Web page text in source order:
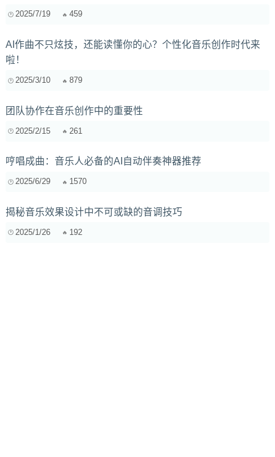
2025/7/19 459
AI作曲不只炫技，还能读懂你的心？个性化音乐创作时代来
啦！
2025/3/10 879
团队协作在音乐创作中的重要性
2025/2/15 261
哼唱成曲：音乐人必备的AI自动伴奏神器推荐
2025/6/29 1570
揭秘音乐效果设计中不可或缺的音调技巧
2025/1/26 192